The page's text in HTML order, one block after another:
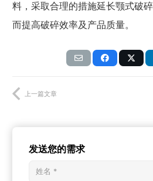
料，采取合理的措施延长颚式破
而提高破碎效率及产品质量。
上一篇文章
发送您的需求